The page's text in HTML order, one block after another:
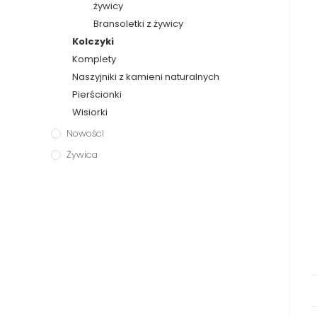
żywicy
Bransoletki z żywicy
Kolczyki
Komplety
Naszyjniki z kamieni naturalnych
Pierścionki
Wisiorki
Nowości
Żywica